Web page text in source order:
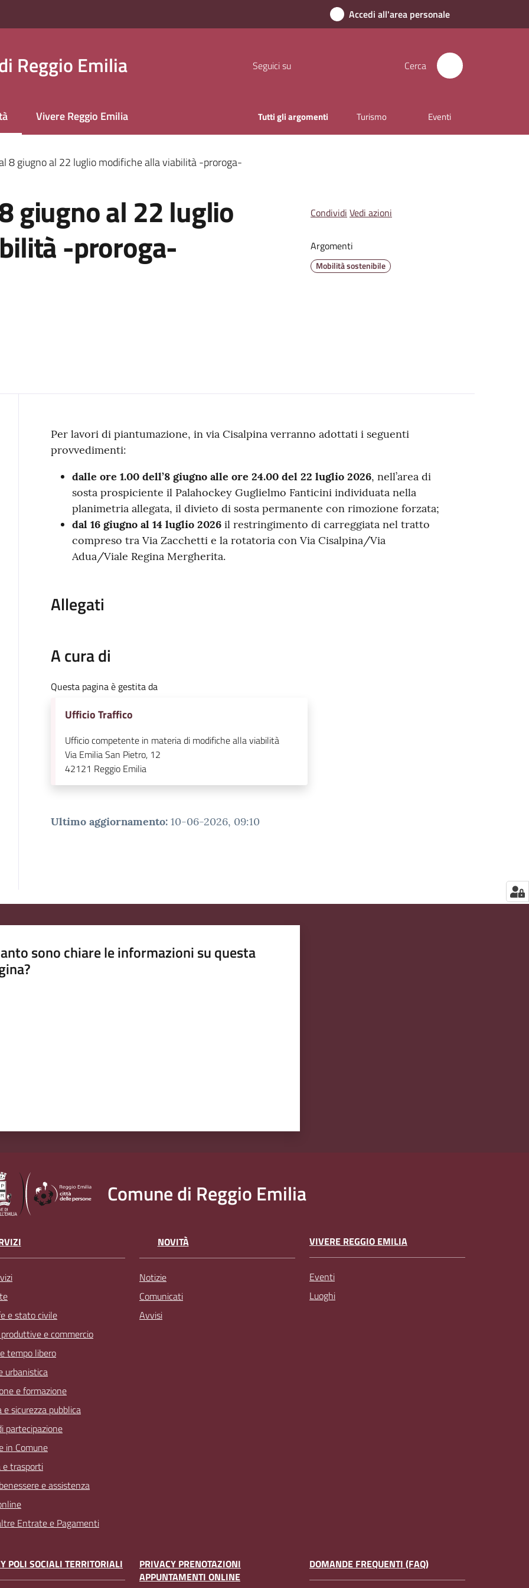
Accedi all'area personale
Reggio Emilia Seguici su Cerca
selezionatoVivere Reggio Emilia Tutti gli argomenti Turismo Eventi
8 giugno al 22 luglio modifiche alla viabilità -proroga-
giugno al 22 luglio
-proroga-
Condividi Vedi azioni
Argomenti
Mobilità sostenibile
Contenuto
Per lavori di piantumazione, in via Cisalpina verranno adottati i seguenti
provvedimenti:
dalle ore 1.00 dell’8 giugno alle ore 24.00 del 22 luglio 2026, nell’area di
sosta prospiciente il Palahockey Guglielmo Fanticini individuata nella
planimetria allegata, il divieto di sosta permanente con rimozione forzata;
dal 16 giugno al 14 luglio 2026il restringimento di carreggiata nel tratto
compreso tra Via Zacchetti e la rotatoria con Via Cisalpina/Via
Adua/Viale Regina Mergherita.
Allegati
A cura di
Questa pagina è gestita da
Ufficio Traffico
Ufficio competente in materia di modifiche alla viabilità
Via Emilia San Pietro, 12
42121 Reggio Emilia
Ultimo aggiornamento: 10-06-2026, 09:10
sono chiare le informazioni su questa
Comune di Reggio Emilia
e stato civile
e commercio
tempo libero
urbanistica
e formazione
e sicurezza pubblica
partecipazione
in Comune
e trasporti
e assistenza
Entrate e Pagamenti
NOVITÀ
Notizie
Comunicati
Avvisi
VIVERE REGGIO EMILIA
Eventi
Luoghi
POLI SOCIALI TERRITORIALI
PRIVACY PRENOTAZIONI
APPUNTAMENTI ONLINE
DOMANDE FREQUENTI (FAQ)